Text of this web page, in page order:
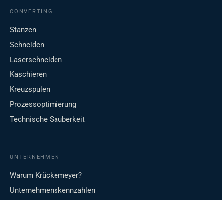
CONVERTING
Stanzen
Schneiden
Laserschneiden
Kaschieren
Kreuzspulen
Prozessoptimierung
Technische Sauberkeit
UNTERNEHMEN
Warum Krückemeyer?
Unternehmenskennzahlen